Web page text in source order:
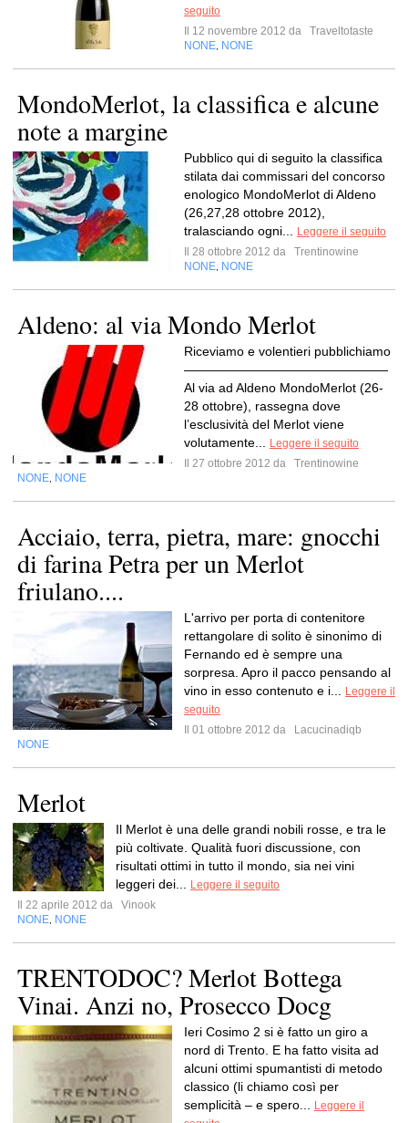
seguito
Il 12 novembre 2012 da
Traveltotaste
NONE NONE
MondoMerlot, la classifica e alcune
note a margine
Pubblico qui di seguito la classifica
stilata dai commissari del concorso
enologico MondoMerlot di Aldeno
(26,27,28 ottobre 2012),
tralasciando ogni...
Leggere il seguito
Il 28 ottobre 2012 da
Trentinowine
NONE NONE
Aldeno: al via Mondo Merlot
Riceviamo e volentieri pubblichiamo
————————————————
Al via ad Aldeno MondoMerlot (26-
28 ottobre), rassegna dove
l’esclusività del Merlot viene
volutamente...
Leggere il seguito
Il 27 ottobre 2012 da
Trentinowine
NONE NONE
Acciaio, terra, pietra, mare: gnocchi
di farina Petra per un Merlot
friulano....
L'arrivo per porta di contenitore
rettangolare di solito è sinonimo di
Fernando ed è sempre una
sorpresa. Apro il pacco pensando al
vino in esso contenuto e i...
Leggere il
seguito
Il 01 ottobre 2012 da
Lacucinadiqb
NONE
Merlot
Il Merlot è una delle grandi nobili rosse, e tra le
più coltivate. Qualità fuori discussione, con
risultati ottimi in tutto il mondo, sia nei vini
leggeri dei...
Leggere il seguito
Il 22 aprile 2012 da
Vinook
NONE NONE
TRENTODOC? Merlot Bottega
Vinai. Anzi no, Prosecco Docg
Ieri Cosimo 2 si è fatto un giro a
nord di Trento. E ha fatto visita ad
alcuni ottimi spumantisti di metodo
classico (li chiamo così per
semplicità – e spero...
Leggere il